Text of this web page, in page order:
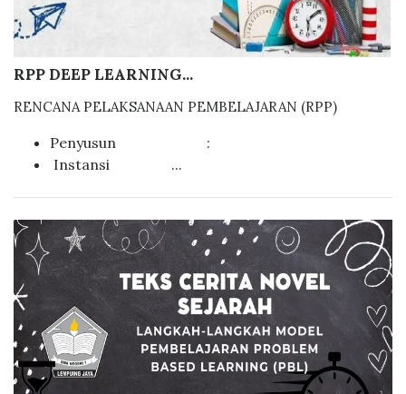
RPP DEEP LEARNING...
RENCANA PELAKSANAAN PEMBELAJARAN (RPP)
Penyusun :
Instansi ...